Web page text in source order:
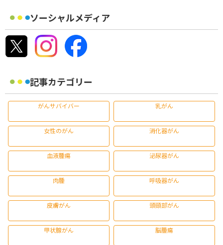
ソーシャルメディア
記事カテゴリー
がんサバイバー 乳がん
女性のがん 消化器がん
血液腫瘍 泌尿器がん
肉腫 呼吸器がん
皮膚がん 頭頸部がん
甲状腺がん 脳腫瘍